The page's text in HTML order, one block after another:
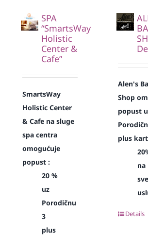
SPA
“SmartsWay
Holistic
Center &
Cafe”
SmartsWay
Holistic Center
& Cafe na sluge
spa centra
omogućuje
popust :
20 %
uz
Porodičnu
3
plus
Alen's
Shop
popust
plus
na
sve
Details